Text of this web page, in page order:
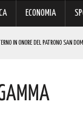
ECONOMIA
IN ONORE DEL PATRONO SAN
“COPPA CITTÀ DI RUOTI” SUI